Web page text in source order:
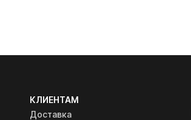
КЛИЕНТАМ
Доставка